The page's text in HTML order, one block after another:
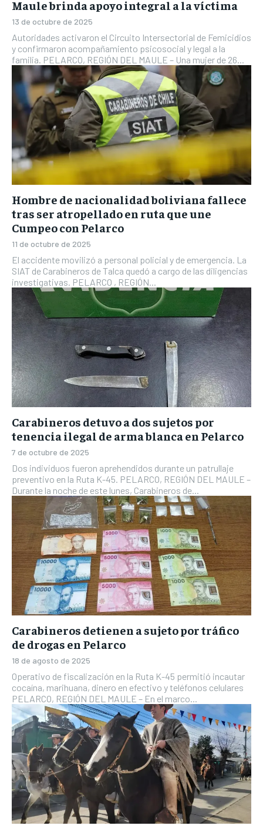
Maule brinda apoyo integral a la víctima
13 de octubre de 2025
Autoridades activaron el Circuito Intersectorial de Femicidios
y confirmaron acompañamiento psicosocial y legal a la
familia. PELARCO, REGIÓN DEL MAULE – Una mujer de 26...
Hombre de nacionalidad boliviana fallece
tras ser atropellado en ruta que une
Cumpeo con Pelarco
11 de octubre de 2025
El accidente movilizó a personal policial y de emergencia. La
SIAT de Carabineros de Talca quedó a cargo de las diligencias
investigativas. PELARCO , REGIÓN...
Carabineros detuvo a dos sujetos por
tenencia ilegal de arma blanca en Pelarco
7 de octubre de 2025
Dos individuos fueron aprehendidos durante un patrullaje
preventivo en la Ruta K-45. PELARCO, REGIÓN DEL MAULE –
Durante la noche de este lunes, Carabineros de...
Carabineros detienen a sujeto por tráfico
de drogas en Pelarco
18 de agosto de 2025
Operativo de fiscalización en la Ruta K-45 permitió incautar
cocaína, marihuana, dinero en efectivo y teléfonos celulares
PELARCO, REGIÓN DEL MAULE – En el marco...